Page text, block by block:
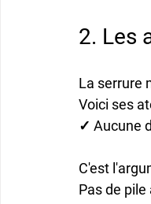
2. Les
La serrure
Voici ses
✓ Aucune
C'est
Pas de